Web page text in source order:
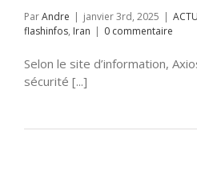
ParAndre | janvier 3rd, 2025 |
flashinfos, Iran | 0 commentaire
Selon le site d’information,
sécurité [...]